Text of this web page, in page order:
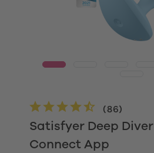
Satisfyer Deep Diver
Connect App
(86)